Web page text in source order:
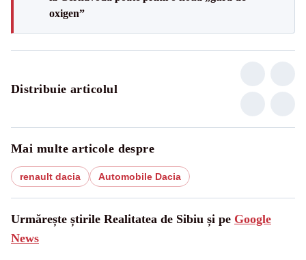
oxigen”
Distribuie articolul
Mai multe articole despre
renault dacia Automobile Dacia
Urmărește știrile Realitatea de Sibiu și pe Google
News